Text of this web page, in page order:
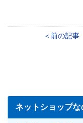
前の記事
ネットショップな